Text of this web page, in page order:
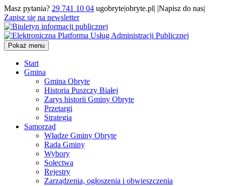
Masz pytania? 29 741 10 04 ugobryte|obryte.pl| |Napisz do nas|
Zapisz się na newsletter
Pokaż menu
Start
Gmina
Gmina Obryte
Historia Puszczy Białej
Zarys historii Gminy Obryte
Przetargi
Strategia
Samorząd
Władze Gminy Obryte
Rada Gminy
Wybory
Sołectwa
Rejestry
Zarządzenia, ogłoszenia i obwieszczenia